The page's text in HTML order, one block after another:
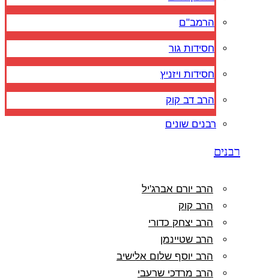
הרמב"ם
חסידות גור
חסידות ויזניץ
הרב דב קוק
רבנים שונים
רבנים
הרב יורם אברג'יל
הרב קוק
הרב יצחק כדורי
הרב שטיינמן
הרב יוסף שלום אלישיב
הרב מרדכי שרעבי